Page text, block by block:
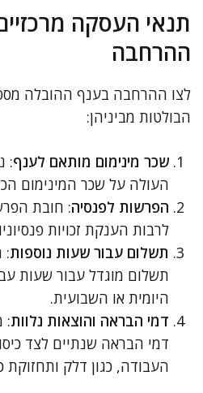
תנאי העסקה
ההרחבה
לצו ההרחבה בענף ההובלה
הבולטות מביניהן:
שכר מינימום מותאם לענף:
העולה על שכר המינימום
הפרשות לפנסיה: חובת
לרבות הענקת זכויות
תשלום עבור שעות נוספות:
תשלום מוגדל עבור שעות
היומית או השבועית.
דמי הבראה והוצאות נלוות:
דמי הבראה שנתיים לצד
העבודה, כגון דלק ותחזוקת